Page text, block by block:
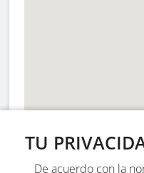
TU
De acuerdo con la